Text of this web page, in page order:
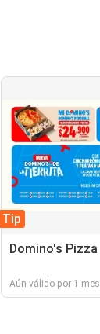
Tip
Domino's Pizza
Aún válido por 1 mes